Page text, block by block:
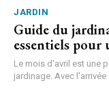
JARDIN
Guide du
essentiels
Le mois d'avril est une
jardinage. Avec